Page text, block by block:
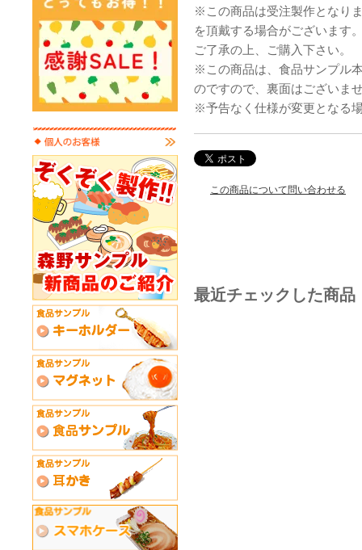
※この商品は受注製作となり
を頂戴する場合がございます
ご了承の上、ご購入下さい。
※この商品は、食品サンプル
のですので、裏面はございま
※予告なく仕様が変更となる
この商品について問い合わせる
最近チェックした商品